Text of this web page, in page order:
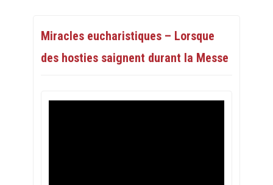
Miracles eucharistiques – Lorsque
des hosties saignent durant la Messe